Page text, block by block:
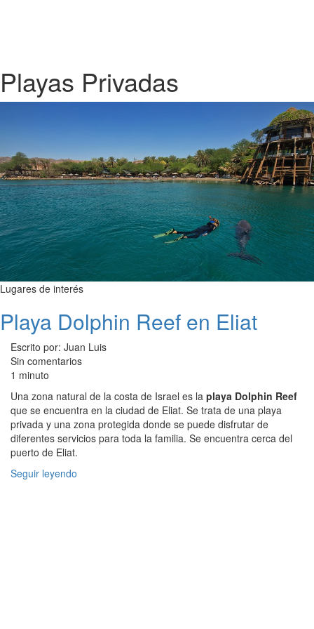
Playas Privadas
Lugares de interés
Playa Dolphin Reef en Eliat
Escrito por: Juan Luis
Sin comentarios
1 minuto
Una zona natural de la costa de Israel es la playa Dolphin Reef
que se encuentra en la ciudad de Eliat. Se trata de una playa
privada y una zona protegida donde se puede disfrutar de
diferentes servicios para toda la familia. Se encuentra cerca del
puerto de Eliat.
Seguir leyendo